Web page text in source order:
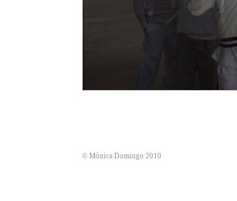
© Mònica Domingo 2010